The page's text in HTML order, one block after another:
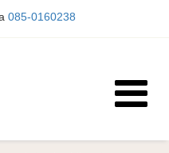
085-0160238